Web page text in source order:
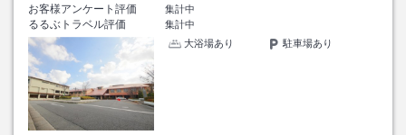
お客様アンケート評価
集計中
るるぶトラベル評価
集計中
大浴場あり
駐車場あり